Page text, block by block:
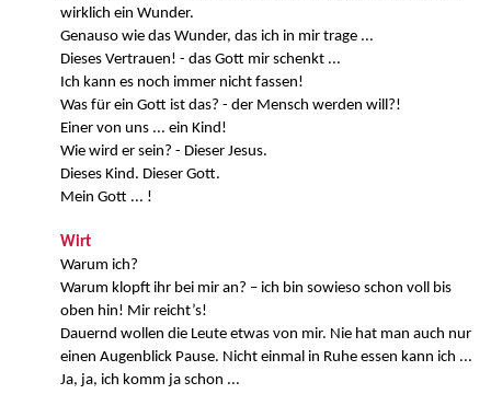
wirklich ein Wunder.
Genauso wie das Wunder, das ich in mir trage ...
Dieses Vertrauen! - das Gott mir schenkt ...
Ich kann es noch immer nicht fassen!
Was für ein Gott ist das? - der Mensch werden will?!
Einer von uns ... ein Kind!
Wie wird er sein? - Dieser Jesus.
Dieses Kind. Dieser Gott.
Mein Gott ... !
Wirt
Warum ich?
Warum klopft ihr bei mir an? – ich bin sowieso schon voll bis
oben hin! Mir reicht’s!
Dauernd wollen die Leute etwas von mir. Nie hat man auch nur
einen Augenblick Pause. Nicht einmal in Ruhe essen kann ich ...
Ja, ja, ich komm ja schon ...